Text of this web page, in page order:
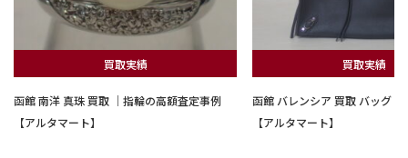
買取実績
函館 南洋 真珠 買取 ｜指輪の高額査定事例
【アルタマート】
買取実績
函館 バレンシア 買取 バッグ｜
【アルタマート】